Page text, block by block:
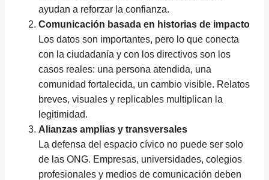
ayudan a reforzar la confianza.
Comunicación basada en historias de impacto
Los datos son importantes, pero lo que conecta
con la ciudadanía y con los directivos son los
casos reales: una persona atendida, una
comunidad fortalecida, un cambio visible. Relatos
breves, visuales y replicables multiplican la
legitimidad.
Alianzas amplias y transversales
La defensa del espacio cívico no puede ser solo
de las ONG. Empresas, universidades, colegios
profesionales y medios de comunicación deben